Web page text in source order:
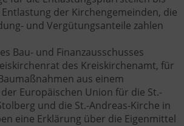
Entlastung der Kirchengemeinden, die
und Vergütungsanteile zahlen
Bau- und Finanzausschusses
des Kreiskirchenamt, für
aus einem
Europäischen Union für die St.-
und die St.-Andreas-Kirche in
eine Erklärung über die Eigenmittel